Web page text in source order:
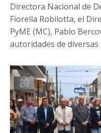
Directora Nacional de
Fiorella Robilotta, el
PyME (MC), Pablo
autoridades de diversas